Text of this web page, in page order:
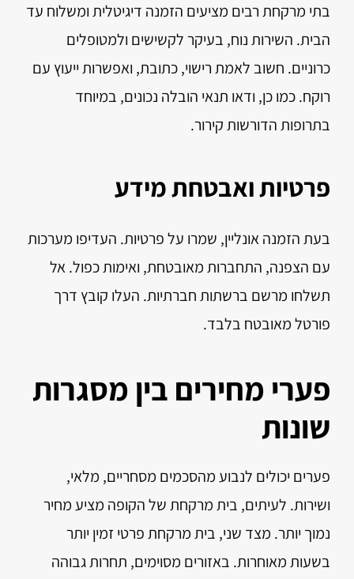
בתי מרקחת רבים מציעים הזמנה דיגיטלית ומשלוח עד
הבית. השירות נוח, בעיקר לקשישים ולמטופלים
כרוניים. חשוב לאמת רישוי, כתובת, ואפשרות ייעוץ עם
רוקח. כמו כן, ודאו תנאי הובלה נכונים, במיוחד
בתרופות הדורשות קירור.
פרטיות ואבטחת מידע
בעת הזמנה אונליין, שמרו על פרטיות. העדיפו מערכות
עם הצפנה, התחברות מאובטחת, ואימות כפול. אל
תשלחו מרשם ברשתות חברתיות. העלו קובץ דרך
פורטל מאובטח בלבד.
פערי מחירים בין מסגרות
שונות
פערים יכולים לנבוע מהסכמים מסחריים, מלאי,
ושירות. לעיתים, בית מרקחת של הקופה מציע מחיר
נמוך יותר. מצד שני, בית מרקחת פרטי זמין יותר
בשעות מאוחרות. באזורים מסוימים, תחרות גבוהה